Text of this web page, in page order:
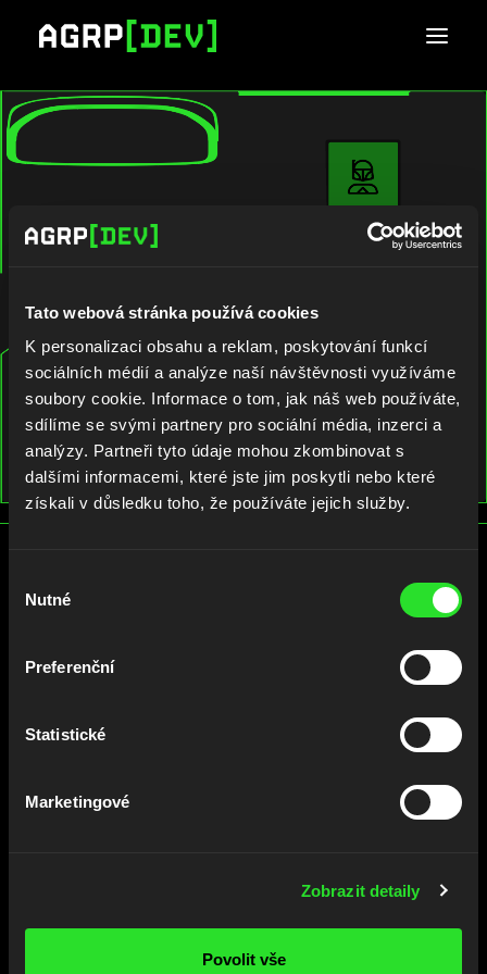
Tato webová stránka používá cookies
K personalizaci obsahu a reklam, poskytování funkcí
sociálních médií a analýze naší návštěvnosti využíváme
soubory cookie. Informace o tom, jak náš web používáte,
sdílíme se svými partnery pro sociální média, inzerci a
analýzy. Partneři tyto údaje mohou zkombinovat s
dalšími informacemi, které jste jim poskytli nebo které
získali v důsledku toho, že používáte jejich služby.
souhlasu
Nutné
Preferenční
Statistické
Marketingové
Zobrazit detaily
Povolit vše
novinek a neuniknou Vám naše
tipy!Jak náš newsletter vypadá?
PŘIHLÁSIT